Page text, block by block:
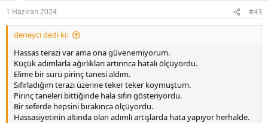
1 Haziran 2024 #43
deneyci dedi ki:
Hassas terazi var ama ona güvenemiyorum.
Küçük adımlarla ağırlıkları artırınca hatalı ölçüyordu.
Elime bir sürü pirinç tanesi aldım.
Sıfırladığım terazi üzerine teker teker koymuştum.
Pirinç taneleri bittiğinde hala sıfırı gösteriyordu.
Bir seferde hepsini bırakınca ölçüyordu.
Hassasiyetinin altında olan adımlı artışlarda hata yapıyor herhalde.